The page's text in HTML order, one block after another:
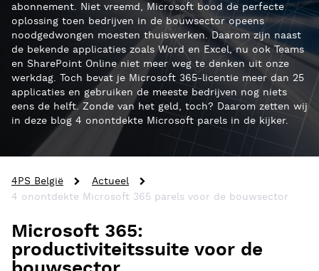
abonnement. Niet vreemd, Microsoft bood de perfecte
oplossing toen bedrijven in de bouwsector opeens
noodgedwongen moesten thuiswerken. Daarom zijn naast
de bekende applicaties zoals Word en Excel, nu ook Teams
en SharePoint Online niet meer weg te denken uit onze
werkdag. Toch bevat je Microsoft 365-licentie meer dan 25
applicaties en gebruiken de meeste bedrijven nog niets
eens de helft. Zonde van het geld, toch? Daarom zetten wij
in deze blog 4 onontdekte Microsoft parels in de kijker.
4PS België
Actueel
4 onontdekte Microsoft 365 parels voor de bouwsector
Microsoft 365:
productiviteitssuite voor de